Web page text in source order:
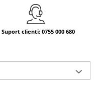
Suport clienti: 0755 000 680